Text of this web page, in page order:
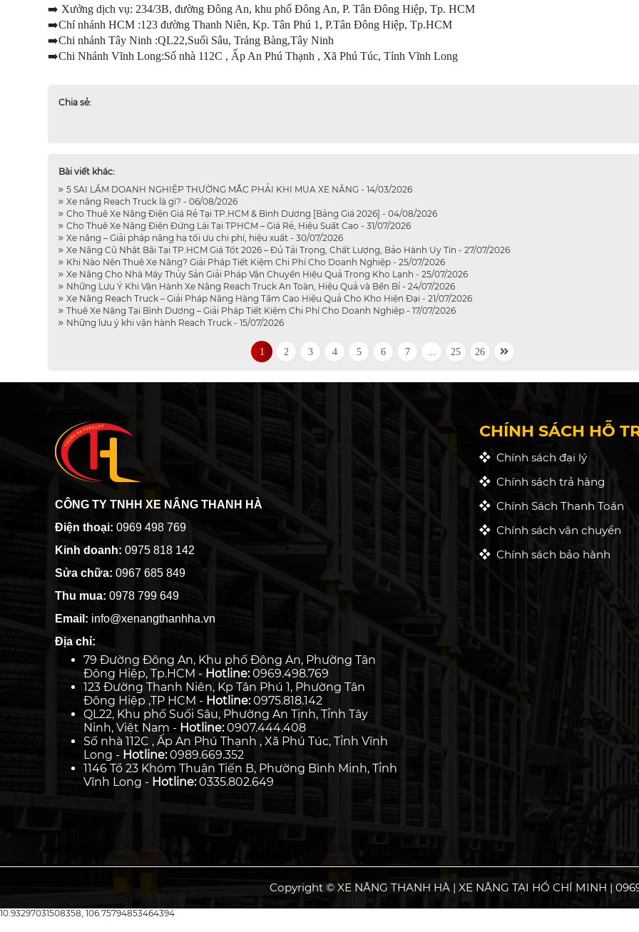
➡️ Xưởng dịch vụ: 234/3B, đường Đông An, khu phố Đông An, P. Tân Đông Hiệp, Tp. HCM
➡️Chí nhánh HCM :123 đường Thanh Niên, Kp. Tân Phú 1, P.Tân Đông Hiệp, Tp.HCM
➡️Chi nhánh Tây Ninh :QL22,Suối Sâu, Trảng Bàng,Tây Ninh
➡️Chi Nhánh Vĩnh Long:Số nhà 112C , Ấp An Phú Thạnh , Xã Phú Túc, Tỉnh Vĩnh Long
Chia sẻ:
Bài viết khác:
5 SAI LẦM DOANH NGHIỆP THƯỜNG MẮC PHẢI KHI MUA XE NÂNG - 14/03/2026
Xe nâng Reach Truck là gì? - 06/08/2026
Cho Thuê Xe Nâng Điện Giá Rẻ Tại TP.HCM & Bình Dương [Bảng Giá 2026] - 04/08/2026
Cho Thuê Xe Nâng Điện Đứng Lái Tại TPHCM – Giá Rẻ, Hiệu Suất Cao - 31/07/2026
Xe nâng – Giải pháp nâng hạ tối ưu chi phí, hiệu xuất - 30/07/2026
Xe Nâng Cũ Nhật Bãi Tại TP.HCM Giá Tốt 2026 – Đủ Tải Trọng, Chất Lượng, Bảo Hành Uy Tín - 27/07/2026
Khi Nào Nên Thuê Xe Nâng? Giải Pháp Tiết Kiệm Chi Phí Cho Doanh Nghiệp - 25/07/2026
Xe Nâng Cho Nhà Máy Thủy Sản Giải Pháp Vận Chuyển Hiệu Quả Trong Kho Lạnh - 25/07/2026
Những Lưu Ý Khi Vận Hành Xe Nâng Reach Truck An Toàn, Hiệu Quả và Bền Bỉ - 24/07/2026
Xe Nâng Reach Truck – Giải Pháp Nâng Hàng Tầm Cao Hiệu Quả Cho Kho Hiện Đại - 21/07/2026
Thuê Xe Nâng Tại Bình Dương – Giải Pháp Tiết Kiệm Chi Phí Cho Doanh Nghiệp - 17/07/2026
Những lưu ý khi vận hành Reach Truck - 15/07/2026
1 2 3 4 5 6 7 25 26
CÔNG TY TNHH XE NÂNG THANH HÀ
Điện thoại: 0969 498 769
Kinh doanh: 0975 818 142
Sửa chữa: 0967 685 849
Thu mua: 0978 799 649
Email: info@xenangthanhha.vn
Địa chỉ:
79 Đường Đông An, Khu phố Đông An, Phường Tân
Đông Hiệp, Tp.HCM - Hotline:0969.498.769
123 Đường Thanh Niên, Kp Tân Phú 1, Phường Tân
Đông Hiệp ,TP HCM - Hotline:0975.818.142
QL22, Khu phố Suối Sâu, Phường An Tịnh, Tỉnh Tây
Ninh, Việt Nam - Hotline:0907.444.408
Số nhà 112C , Ấp An Phú Thạnh , Xã Phú Túc, Tỉnh Vĩnh
Long - Hotline:0989.669.352
1146 Tổ 23 Khóm Thuận Tiến B, Phường Bình Minh, Tỉnh
Vĩnh Long - Hotline:0335.802.649
CHÍNH SÁCH HỖ
Chính sách đại lý
Chính sách trả hàng
Chính Sách Thanh Toán
Chính sách vận chuyển
Chính sách bảo hành
Copyright © XE NÂNG THANH HÀ | XE NÂNG TẠI HỒ CHÍ MINH |
10.93297031508358, 106.75794853464394